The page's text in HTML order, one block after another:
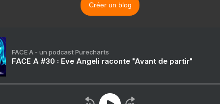
Créer un blog
FACE A - un podcast Purecharts
FACE A #30 : Eve Angeli raconte "Avant de partir"